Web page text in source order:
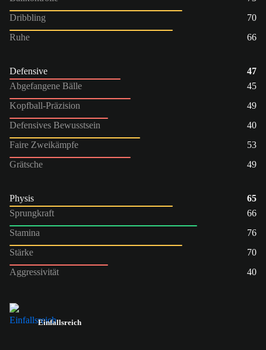
Dribbling
70
Ruhe
66
Defensive
47
Abgefangene Bälle
45
Kopfball-Präzision
49
Defensives Bewusstsein
40
Faire Zweikämpfe
53
Grätsche
49
Physis
65
Sprungkraft
66
Stamina
76
Stärke
70
Aggressivität
40
Einfallsreich